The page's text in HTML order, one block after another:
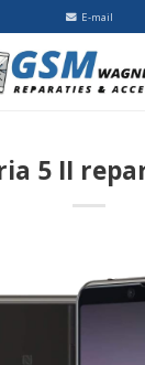
E-mail
5 II